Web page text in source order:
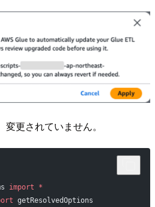
更されていません。
import *
getResolvedOptions